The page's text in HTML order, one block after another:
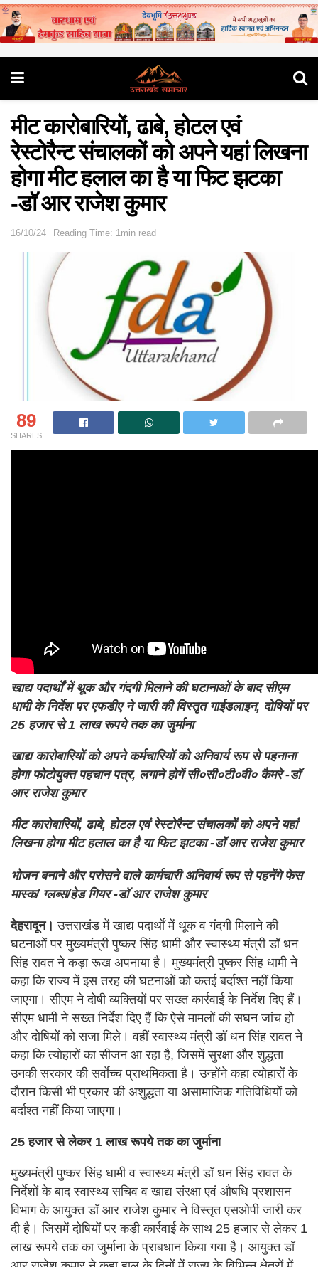
मीट कारोबारियों, ढाबे, होटल एवं
रेस्टोरैन्ट संचालकों को अपने यहां लिखना
होगा मीट हलाल का है या फिट झटका
-डॉ आर राजेश कुमार
16/10/24 Reading Time: 1min read
89
SHARES
खाद्य पदार्थों में थूक और गंदगी मिलाने की घटानाओं के बाद सीएम
धामी के निर्देश पर एफडीए ने जारी की विस्तृत गाईडलाइन, दोषियों पर
25 हजार से 1 लाख रूपये तक का जुर्माना
खाद्य कारोबारियों को अपने कर्मचारियों को अनिवार्य रूप से पहनाना
होगा फोटोयुक्त पहचान पत्र, लगाने होगें सी०सी०टी०वी० कैमरे -डॉ
आर राजेश कुमार
मीट कारोबारियों, ढाबे, होटल एवं रेस्टोरैन्ट संचालकों को अपने यहां
लिखना होगा मीट हलाल का है या फिट झटका -डॉ आर राजेश कुमार
भोजन बनाने और परोसने वाले कार्मचारी अनिवार्य रूप से पहनेंगे फेस
मास्क/ ग्लब्स/हेड गियर -डॉ आर राजेश कुमार
देहरादून। उत्तराखंड में खाद्य पदार्थाें में थूक व गंदगी मिलाने की
घटनाओं पर मुख्यमंत्री पुष्कर सिंह धामी और स्वास्थ्य मंत्री डॉ धन
सिंह रावत ने कड़ा रूख अपनाया है। मुख्यमंत्री पुष्कर सिंह धामी ने
कहा कि राज्य में इस तरह की घटनाओं को कतई बर्दाश्त नहीं किया
जाएगा। सीएम ने दोषी व्यक्तियों पर सख्त कार्रवाई के निर्देश दिए हैं।
सीएम धामी ने सख्त निर्देश दिए हैं कि ऐसे मामलों की सघन जांच हो
और दोषियों को सजा मिले। वहीं स्वास्थ्य मंत्री डॉ धन सिंह रावत ने
कहा कि त्योहारों का सीजन आ रहा है, जिसमें सुरक्षा और शुद्धता
उनकी सरकार की सर्वाेच्च प्राथमिकता है। उन्होंने कहा त्योहारों के
दौरान किसी भी प्रकार की अशुद्धता या असामाजिक गतिविधियों को
बर्दाश्त नहीं किया जाएगा।
25 हजार से लेकर 1 लाख रूपये तक का जुर्माना
मुख्यमंत्री पुष्कर सिंह धामी व स्वास्थ्य मंत्री डॉ धन सिंह रावत के
निर्देशों के बाद स्वास्थ्य सचिव व खाद्य संरक्षा एवं औषधि प्रशासन
विभाग के आयुक्त डॉ आर राजेश कुमार ने विस्तृत एसओपी जारी कर
दी है। जिसमें दोषियों पर कड़ी कार्रवाई के साथ 25 हजार से लेकर 1
लाख रूपये तक का जुर्माना के प्राबधान किया गया है। आयुक्त डॉ